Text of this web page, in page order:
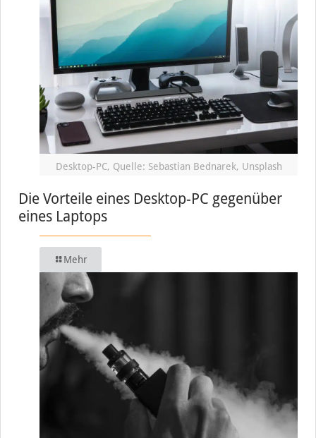
Desktop-PC, Quelle: Sebastian Bednarek, Unsplash
Die Vorteile eines Desktop-PC gegenüber
eines Laptops
Mehr